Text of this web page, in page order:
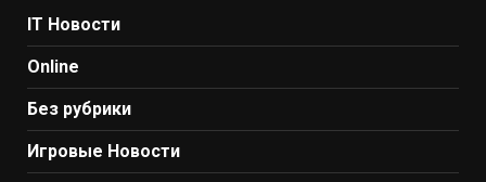
IT Новости
Online
Без рубрики
Игровые Новости